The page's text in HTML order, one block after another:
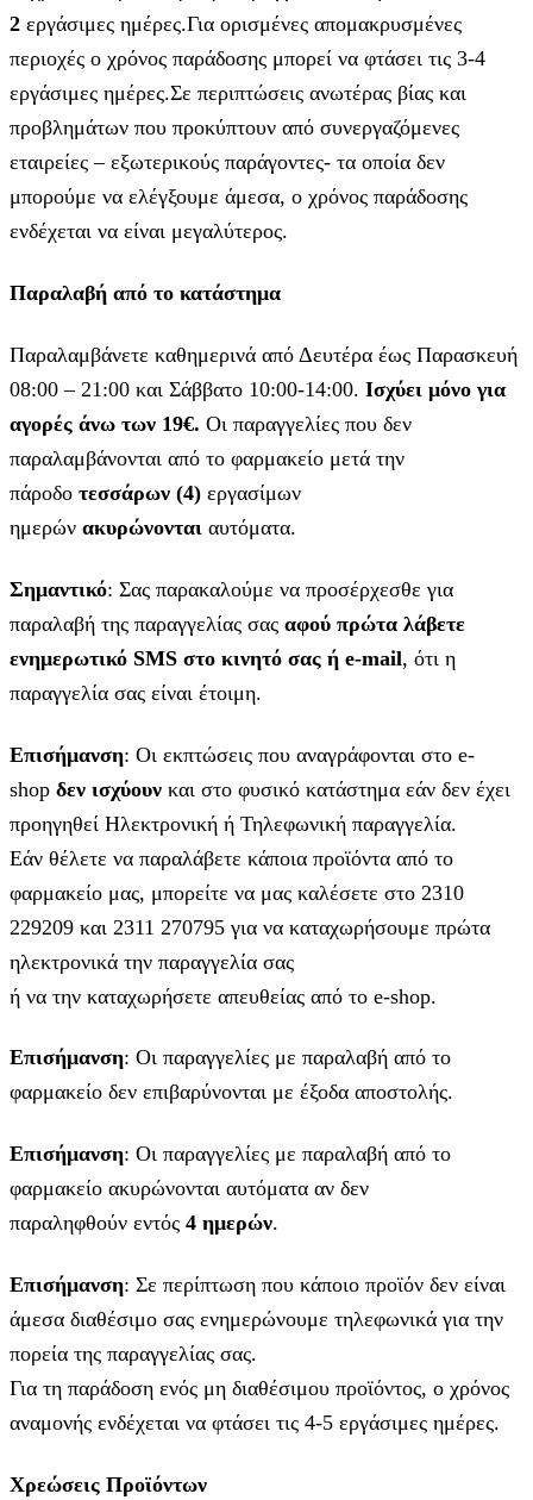
2 εργάσιμες ημέρες.Για ορισμένες απομακρυσμένες
περιοχές ο χρόνος παράδοσης μπορεί να φτάσει τις 3-4
εργάσιμες ημέρες.Σε περιπτώσεις ανωτέρας βίας και
προβλημάτων που προκύπτουν από συνεργαζόμενες
εταιρείες – εξωτερικούς παράγοντες- τα οποία δεν
μπορούμε να ελέγξουμε άμεσα, ο χρόνος παράδοσης
ενδέχεται να είναι μεγαλύτερος.
Παραλαβή από το κατάστημα
Παραλαμβάνετε καθημερινά από Δευτέρα έως Παρασκευή
08:00 – 21:00 και Σάββατο 10:00-14:00. Ισχύει μόνο για
αγορές άνω των 19€. Οι παραγγελίες που δεν
παραλαμβάνονται από το φαρμακείο μετά την
πάροδο τεσσάρων (4) εργασίμων
ημερών ακυρώνονται αυτόματα.
Σημαντικό: Σας παρακαλούμε να προσέρχεσθε για
παραλαβή της παραγγελίας σας αφού πρώτα λάβετε
ενημερωτικό SMS στο κινητό σας ή e-mail, ότι η
παραγγελία σας είναι έτοιμη.
Επισήμανση: Οι εκπτώσεις που αναγράφονται στο e-
shop δεν ισχύουν και στο φυσικό κατάστημα εάν δεν έχει
προηγηθεί Ηλεκτρονική ή Τηλεφωνική παραγγελία.
Εάν θέλετε να παραλάβετε κάποια προϊόντα από το
φαρμακείο μας, μπορείτε να μας καλέσετε στο 2310
229209 και 2311 270795 για να καταχωρήσουμε πρώτα
ηλεκτρονικά την παραγγελία σας
ή να την καταχωρήσετε απευθείας από το e-shop.
Επισήμανση: Οι παραγγελίες με παραλαβή από το
φαρμακείο δεν επιβαρύνονται με έξοδα αποστολής.
Επισήμανση: Οι παραγγελίες με παραλαβή από το
φαρμακείο ακυρώνονται αυτόματα αν δεν
παραληφθούν εντός 4 ημερών.
Επισήμανση: Σε περίπτωση που κάποιο προϊόν δεν είναι
άμεσα διαθέσιμο σας ενημερώνουμε τηλεφωνικά για την
πορεία της παραγγελίας σας.
Για τη παράδοση ενός μη διαθέσιμου προϊόντος, ο χρόνος
αναμονής ενδέχεται να φτάσει τις 4-5 εργάσιμες ημέρες.
Χρεώσεις Προϊόντων